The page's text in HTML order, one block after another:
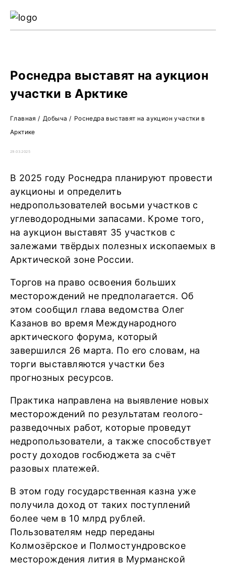
Роснедра выставят на аукцион
участки в Арктике
Главная / Добыча / Роснедра выставят на аукцион участки в
Арктике
29.03.2025
В 2025 году Роснедра планируют провести
аукционы и определить
недропользователей восьми участков с
углеводородными запасами. Кроме того,
на аукцион выставят 35 участков с
залежами твёрдых полезных ископаемых в
Арктической зоне России.
Торгов на право освоения больших
месторождений не предполагается. Об
этом сообщил глава ведомства Олег
Казанов во время Международного
арктического форума, который
завершился 26 марта. По его словам, на
торги выставляются участки без
прогнозных ресурсов.
Практика направлена на выявление новых
месторождений по результатам геолого-
разведочных работ, которые проведут
недропользователи, а также способствует
росту доходов госбюджета за счёт
разовых платежей.
В этом году государственная казна уже
получила доход от таких поступлений
более чем в 10 млрд рублей.
Пользователям недр переданы
Колмозёрское и Полмостундровское
месторождения лития в Мурманской